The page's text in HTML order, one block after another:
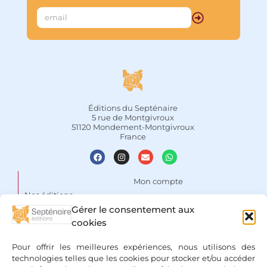
Gérer le consentement aux
cookies
Pour offrir les meilleures expériences, nous utilisons des
technologies telles que les cookies pour stocker et/ou accéder
Ce voyage à travers les âges, qui puise
vision d’un avenir empreint de
sagesse.
Éditions du Septénaire
5 rue de Montgivroux
51120 Mondement-Montgivroux
France
Nos éditions
Auteurs
Espace libraires
Mon compte
Conditions Générales de
Vente